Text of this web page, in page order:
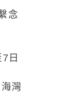
念
日
灣